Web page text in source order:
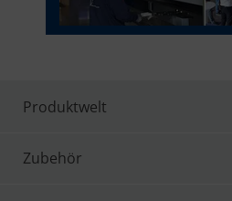
Produktwelt
Zubehör